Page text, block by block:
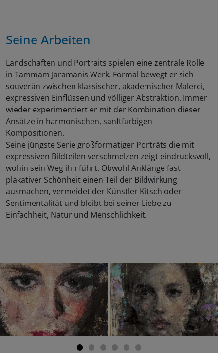
Seine Arbeiten
Landschaften und Portraits spielen eine zentrale Rolle
in Tammam Jaramanis Werk. Formal bewegt er sich
souverän zwischen klassischer, akademischer Malerei,
expressiven Einflüssen und völliger Abstraktion. Immer
wieder experimentiert er mit der Kombination dieser
Ansätze in harmonischen, sanftfarbigen
Kompositionen.
Seine jüngste Serie großformatiger Porträts die mit
expressiven Bildteilen verschmelzen zeigt eindrucksvoll,
wohin sein Weg ihn führt. Obwohl Anklänge fast
plakativer Schönheit einen Teil der Bildwirkung
ausmachen, vermeidet der Künstler Kitsch oder
Sentimentalität und bleibt bei seiner Liebe zu
Einfachheit, Natur und Menschlichkeit.